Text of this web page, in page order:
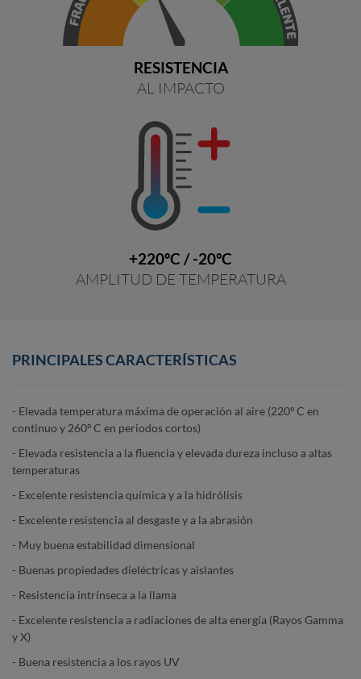
RESISTENCIA
AL IMPACTO
+220ºC / -20ºC
AMPLITUD DE TEMPERATURA
PRINCIPALES CARACTERÍSTICAS
- Elevada temperatura máxima de operación al aire (220º C en
continuo y 260º C en periodos cortos)
- Elevada resistencia a la fluencia y elevada dureza incluso a altas
temperaturas
- Excelente resistencia química y a la hidrólisis
- Excelente resistencia al desgaste y a la abrasión
- Muy buena estabilidad dimensional
- Buenas propiedades dieléctricas y aislantes
- Resistencia intrínseca a la llama
- Excelente resistencia a radiaciones de alta energía (Rayos Gamma
y X)
- Buena resistencia a los rayos UV